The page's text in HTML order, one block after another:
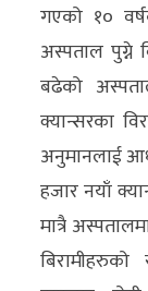
गएको १०
अस्पताल पुग्ने
बढेको
क्यान्सरका
अनुमानलाई
हजार नयाँ
मात्रै